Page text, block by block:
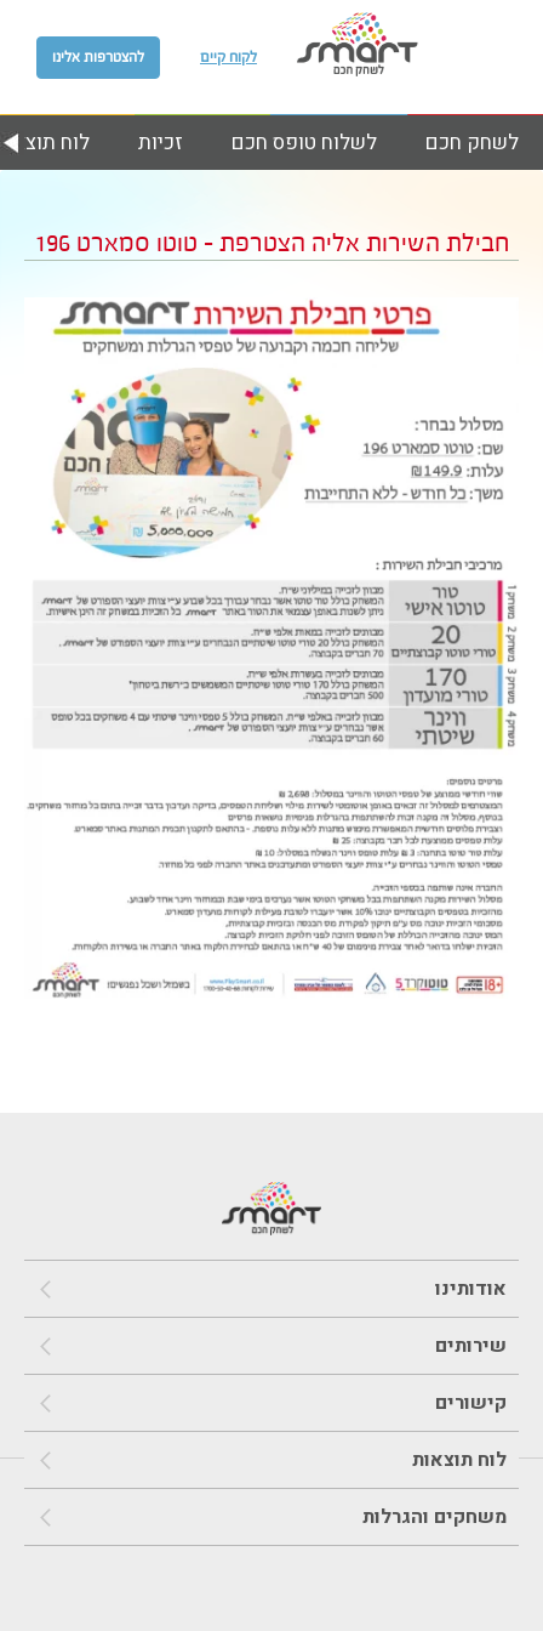
להצטרפות אלינו לקוח קיים
לוח זכיות לשלוח טופס חכם לשחק חכם
חבילת השירות אליה הצטרפת – טוטו סמארט 196
אודותינו
שירותים
קישורים
לוח תוצאות
משחקים והגרלות